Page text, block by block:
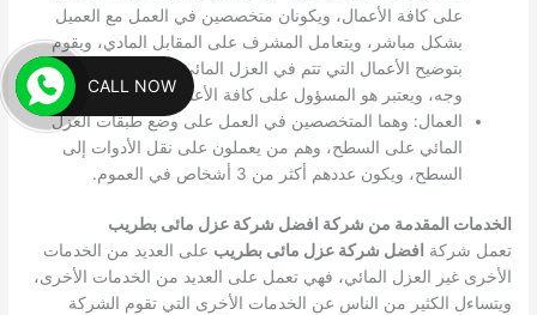
على كافة الأعمال، ويكونان متخصصين في العمل مع العميل
بشكل مباشر، ويتعامل المشرف على المقابل المادي، ويقوم
بتوضيح الأعمال التي تتم في العزل المائي للعميل على أكمل
وجه، ويعتبر هو المسؤول على كافة الأعمال على سطح العميل.
العمال: وهما المتخصصين في العمل على وضع طبقات العزل
المائي على السطح، وهم من يعملون على نقل الأدوات إلى
السطح، ويكون عددهم أكثر من 3 أشخاص في العموم.
الخدمات المقدمة من شركة افضل شركة عزل مائى بطريب
تعمل شركة افضل شركة عزل مائى بطريب على العديد من الخدمات
الأخرى غير العزل المائي، فهي تعمل على العديد من الخدمات الأخرى،
ويتساءل الكثير من الناس عن الخدمات الأخرى التي تقوم الشركة
CALL NOW